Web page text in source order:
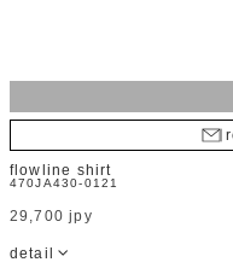
flowline shirt
470JA430-0121
29,700 jpy
detail